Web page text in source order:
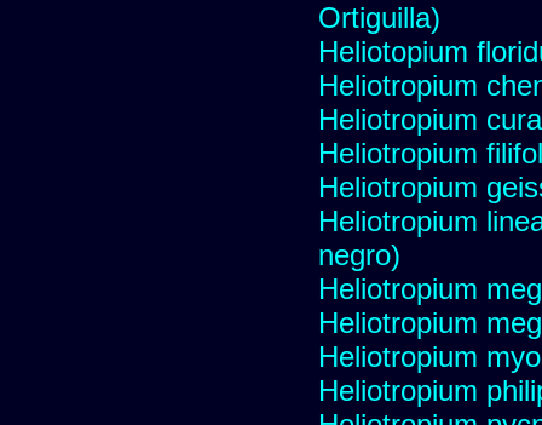
Ortiguilla)
Heliotopium
Heliotropium
Heliotropium
Heliotropium
Heliotropium
Heliotropium
negro)
Heliotropium
Heliotropium
Heliotropium
Heliotropium